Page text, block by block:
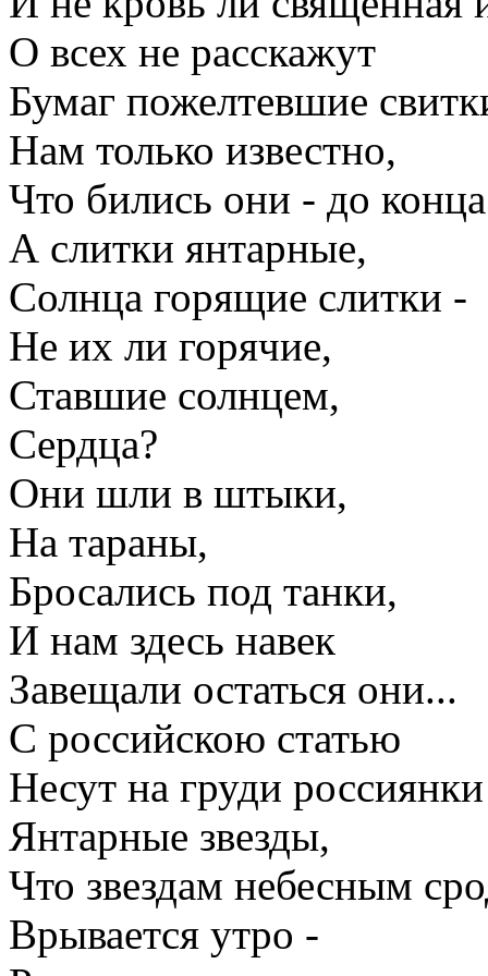
О всех не расскажут
Бумаг пожелтевшие
Нам только известно,
Что бились они - до
А слитки янтарные,
Солнца горящие слитки -
Не их ли горячие,
Ставшие солнцем,
Сердца?
Они шли в штыки,
На тараны,
Бросались под танки,
И нам здесь навек
Завещали остаться они...
С российскою статью
Несут на груди россиянки
Янтарные звезды,
Что звездам небесным
Врывается утро -